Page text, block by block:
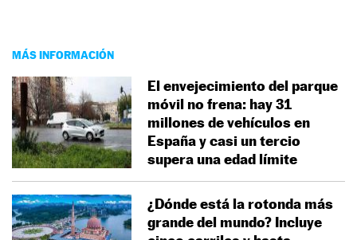
MÁS INFORMACIÓN
El envejecimiento del parque
móvil no frena: hay 31
millones de vehículos en
España y casi un tercio
supera una edad límite
¿Dónde está la rotonda más
grande del mundo? Incluye